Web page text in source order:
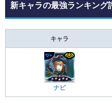
新キャラの最強ランキング
キャラ
ナビ